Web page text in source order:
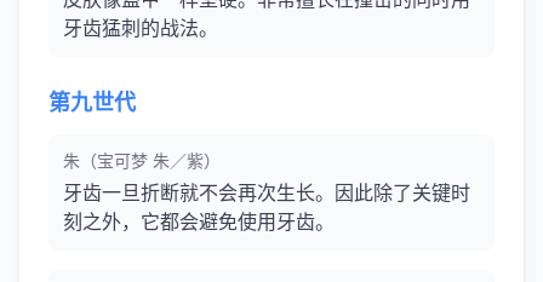
牙齿猛刺的战法。
第九世代
朱（宝可梦 朱／紫）
牙齿一旦折断就不会再次生长。因此除了关键时
刻之外，它都会避免使用牙齿。